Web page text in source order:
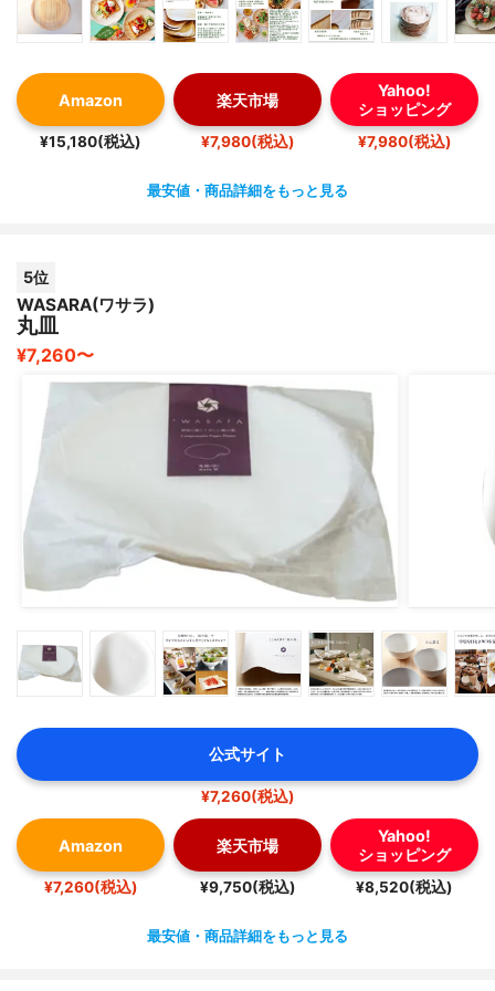
Amazon
¥15,180(税込)
楽天市場
¥7,980(税込)
Yahoo!
ショッピング
¥7,980(税込)
最安値・商品詳細をもっと見る
5位
WASARA(ワサラ)
丸皿
¥7,260〜
公式サイト
¥7,260(税込)
Amazon
¥7,260(税込)
楽天市場
¥9,750(税込)
Yahoo!
ショッピング
¥8,520(税込)
最安値・商品詳細をもっと見る